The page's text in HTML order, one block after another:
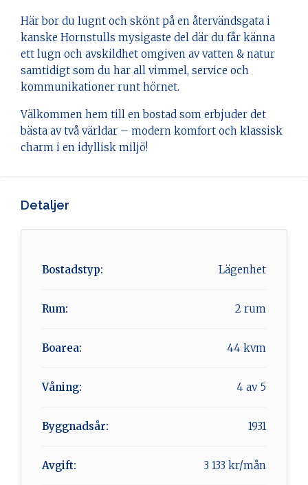
Här bor du lugnt och skönt på en återvändsgata i
kanske Hornstulls mysigaste del där du får känna
ett lugn och avskildhet omgiven av vatten & natur
samtidigt som du har all vimmel, service och
kommunikationer runt hörnet.
Välkommen hem till en bostad som erbjuder det
bästa av två världar – modern komfort och klassisk
charm i en idyllisk miljö!
Detaljer
Bostadstyp: Lägenhet
Rum: 2 rum
Boarea: 44 kvm
Våning: 4 av 5
Byggnadsår: 1931
Avgift: 3 133 kr/mån